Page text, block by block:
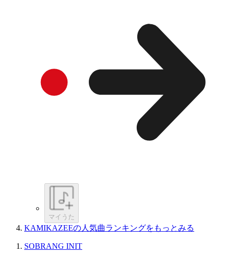
マイうた
KAMIKAZEEの人気曲ランキングをもっとみる
SOBRANG INIT